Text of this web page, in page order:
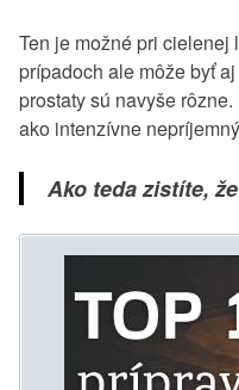
Ten je možné pri cielenej
prípadoch ale môže byť
prostaty sú navyše
ako intenzívne
Ako teda zistíte,